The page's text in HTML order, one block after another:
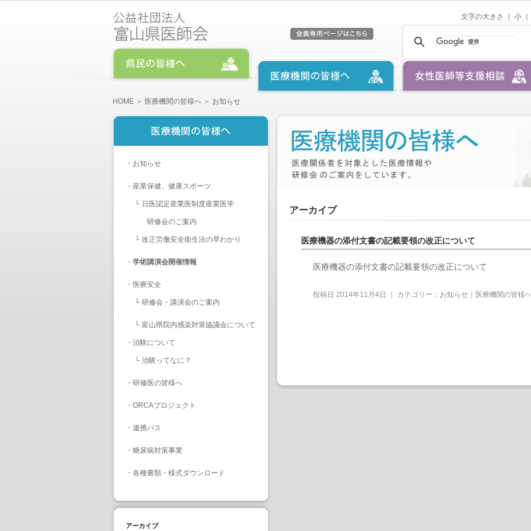
文字の大きさ ｜ 小
HOME ＞ 医療機関の皆様へ ＞ お知らせ
・ お知らせ
・ 産業保健、健康スポーツ
└ 日医認定産業医制度産業医学
研修会のご案内
└ 改正労働安全衛生法の早わかり
・ 学術講演会開催情報
・ 医療安全
└ 研修会・講演会のご案内
└ 富山県院内感染対策協議会について
・ 治験について
└ 治験ってなに？
・ 研修医の皆様へ
・ ORCAプロジェクト
・ 連携パス
・ 糖尿病対策事業
・ 各種書類・様式ダウンロード
アーカイブ
アーカイブ
医療機器の添付文書の記載要領の改正について
医療機器の添付文書の記載要領の改正について
投稿日 2014年11月4日 ｜ カテゴリー： お知らせ｜医療機関の皆様